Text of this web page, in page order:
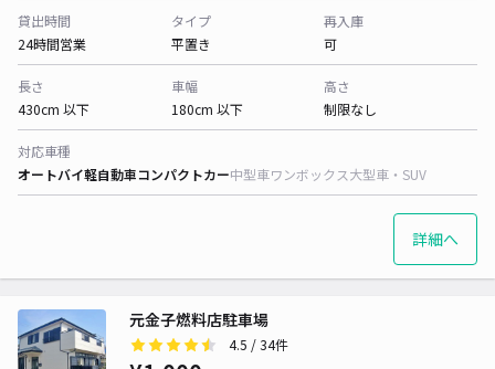
貸出時間
24時間営業
タイプ
平置き
再入庫
可
長さ
430cm 以下
車幅
180cm 以下
高さ
制限なし
対応車種
オートバイ軽自動車コンパクトカー中型車ワンボックス大型車・SUV
詳細へ
元金子燃料店駐車場
4.5 / 34件